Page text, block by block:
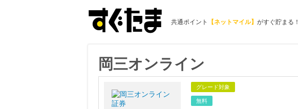
共通ポイント 【ネットマイル】 がすぐ貯まる！
岡三オンライン
グレード対象
無料